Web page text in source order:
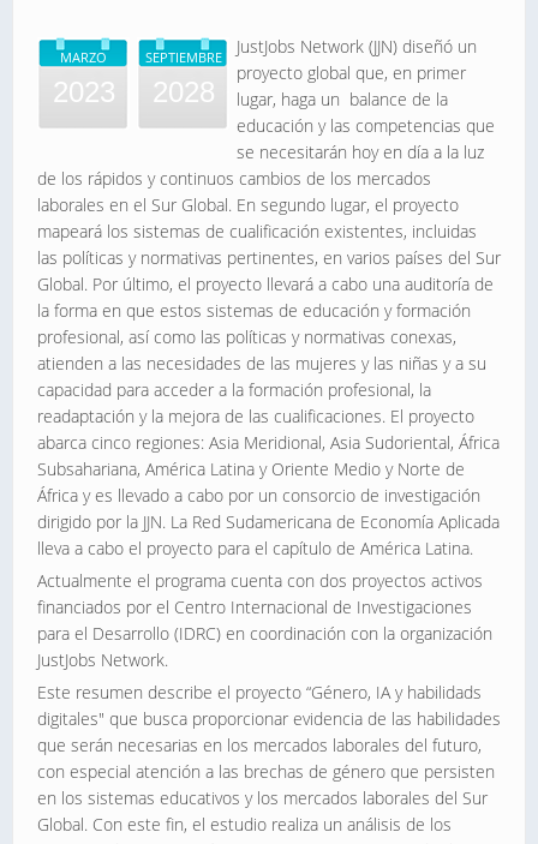
MARZO
2023
SEPTIEMBRE
2028
JustJobs Network (JJN) diseñó un
proyecto global que, en primer
lugar, haga un balance de la
educación y las competencias que
se necesitarán hoy en día a la luz
de los rápidos y continuos cambios de los mercados
laborales en el Sur Global. En segundo lugar, el proyecto
mapeará los sistemas de cualificación existentes, incluidas
las políticas y normativas pertinentes, en varios países del Sur
Global. Por último, el proyecto llevará a cabo una auditoría de
la forma en que estos sistemas de educación y formación
profesional, así como las políticas y normativas conexas,
atienden a las necesidades de las mujeres y las niñas y a su
capacidad para acceder a la formación profesional, la
readaptación y la mejora de las cualificaciones. El proyecto
abarca cinco regiones: Asia Meridional, Asia Sudoriental, África
Subsahariana, América Latina y Oriente Medio y Norte de
África y es llevado a cabo por un consorcio de investigación
dirigido por la JJN. La Red Sudamericana de Economía Aplicada
lleva a cabo el proyecto para el capítulo de América Latina.
Actualmente el programa cuenta con dos proyectos activos
financiados por el Centro Internacional de Investigaciones
para el Desarrollo (IDRC) en coordinación con la organización
JustJobs Network.
Este resumen describe el proyecto “Género, IA y habilidads
digitales" que busca proporcionar evidencia de las habilidades
que serán necesarias en los mercados laborales del futuro,
con especial atención a las brechas de género que persisten
en los sistemas educativos y los mercados laborales del Sur
Global. Con este fin, el estudio realiza un análisis de los